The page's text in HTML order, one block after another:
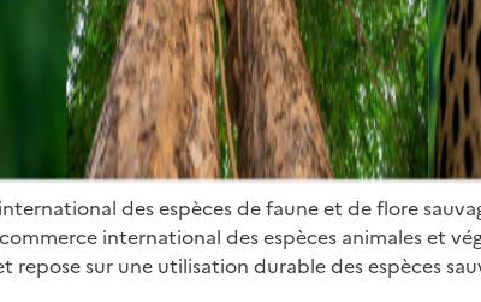
des espèces de faune et de flore
international des espèces animales et
sur une utilisation durable des espèces